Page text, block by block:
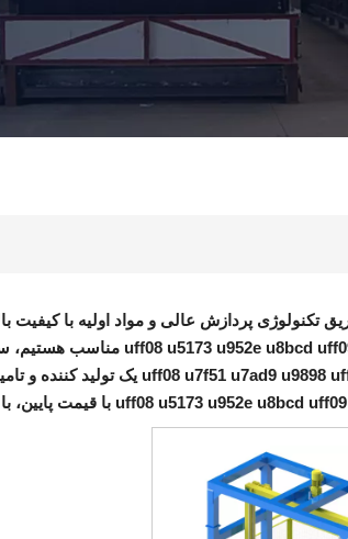
پردازش عالی و مواد اولیه با کیفیت
uff08 u5173 u952e u8bcd مناسب هستیم،
uff08 u7f51 u7ad9 u9898 یک تولید کننده و
uff08 u5173 u952e u8bcd uff09 با قیمت پایین،